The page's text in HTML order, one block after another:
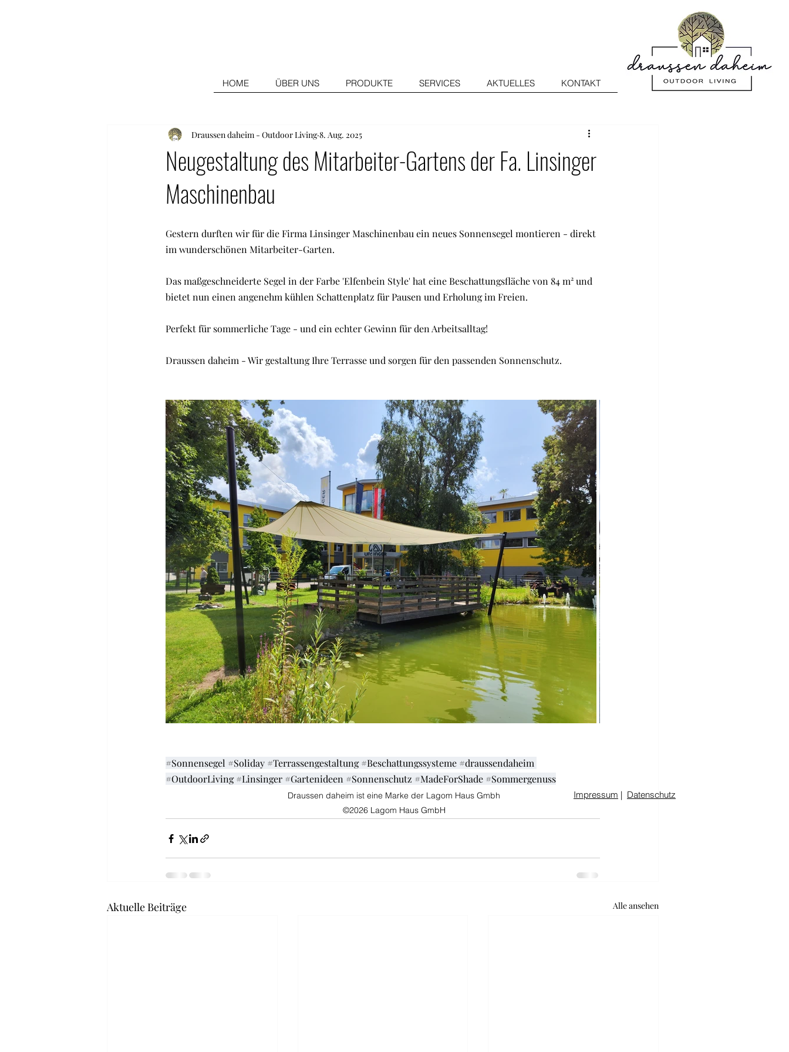
HOME ÜBER UNS PRODUKTE SERVICES AKTUELLES KONTAKT
Neugestaltung des Mitarbeiter-Gartens der Fa. Linsinger
Maschinenbau
Draussen daheim - Outdoor Living 8. Aug. 2025
Gestern durften wir für die Firma Linsinger Maschinenbau ein neues Sonnensegel montieren - direkt
im wunderschönen Mitarbeiter-Garten.
Das maßgeschneiderte Segel in der Farbe 'Elfenbein Style' hat eine Beschattungsfläche von 84 m² und
bietet nun einen angenehm kühlen Schattenplatz für Pausen und Erholung im Freien.
Perfekt für sommerliche Tage - und ein echter Gewinn für den Arbeitsalltag!
Draussen daheim - Wir gestaltung Ihre Terrasse und sorgen für den passenden Sonnenschutz.
#Sonnensegel #Soliday #Terrassengestaltung #Beschattungssysteme #draussendaheim
#OutdoorLiving #Linsinger #Gartenideen #Sonnenschutz #MadeForShade #Sommergenuss
Aktuelle Beiträge Alle ansehen
Draussen daheim ist eine Marke der Lagom Haus Gmbh
©2026 Lagom Haus GmbH
Impressum | Datenschutz